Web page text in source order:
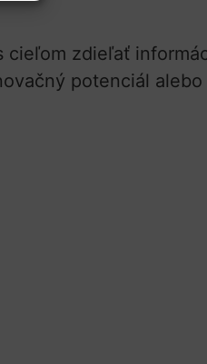
cieľom zdieľať
potenciál